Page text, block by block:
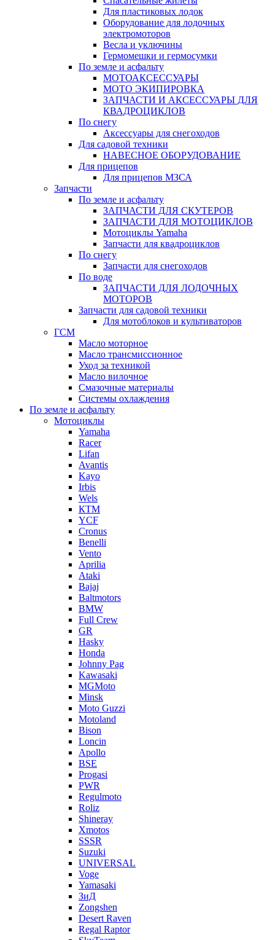
Для пластиковых лодок
Оборудование для лодочных
электромоторов
Весла и уключины
Гермомешки и гермосумки
По земле и асфальту
МОТОАКСЕССУАРЫ
МОТО ЭКИПИРОВКА
ЗАПЧАСТИ И АКСЕССУАРЫ ДЛЯ
КВАДРОЦИКЛОВ
По снегу
Аксессуары для снегоходов
Для садовой техники
НАВЕСНОЕ ОБОРУДОВАНИЕ
Для прицепов
Для прицепов МЗСА
Запчасти
По земле и асфальту
ЗАПЧАСТИ ДЛЯ СКУТЕРОВ
ЗАПЧАСТИ ДЛЯ МОТОЦИКЛОВ
Мотоциклы Yamaha
Запчасти для квадроциклов
По снегу
Запчасти для снегоходов
По воде
ЗАПЧАСТИ ДЛЯ ЛОДОЧНЫХ
МОТОРОВ
Запчасти для садовой техники
Для мотоблоков и культиваторов
ГСМ
Масло моторное
Масло трансмиссионное
Уход за техникой
Масло вилочное
Смазочные материалы
Системы охлаждения
По земле и асфальту
Мотоциклы
Yamaha
Racer
Lifan
Avantis
Kayo
Irbis
Wels
КТМ
YCF
Cronus
Benelli
Vento
Aprilia
Ataki
Bajaj
Baltmotors
BMW
Full Crew
GR
Hasky
Honda
Johnny Pag
Kawasaki
MGMoto
Minsk
Moto Guzzi
Motoland
Bison
Loncin
Apollo
BSE
Progasi
PWR
Regulmoto
Roliz
Shineray
Xmotos
SSSR
Suzuki
UNIVERSAL
Voge
Yamasaki
ЗиД
Zongshen
Desert Raven
Regal Raptor